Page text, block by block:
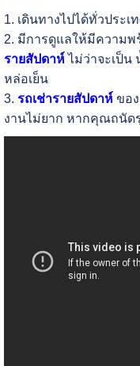
1. เดินทางไปได้ทั่วประเ
2. มีการดูแลให้มีความ
รายสัปดาห์ ไม่ว่าจะเป็น
หล่อเย็น
3. รถเช่ารายสัปดาห์ ขอ
งานไม่ยาก หากคุณถนัด